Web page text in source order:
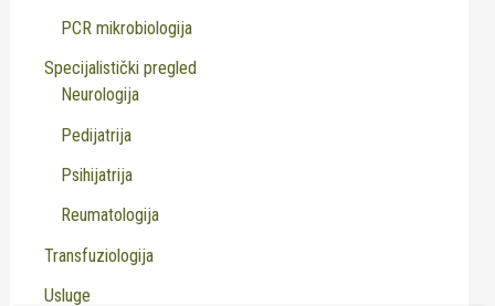
PCR mikrobiologija
Specijalistički pregled
Neurologija
Pedijatrija
Psihijatrija
Reumatologija
Transfuziologija
Usluge